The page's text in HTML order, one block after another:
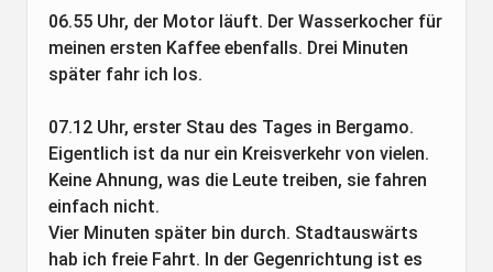
06.55 Uhr, der Motor läuft. Der Wasserkocher für
meinen ersten Kaffee ebenfalls. Drei Minuten
später fahr ich los.
07.12 Uhr, erster Stau des Tages in Bergamo.
Eigentlich ist da nur ein Kreisverkehr von vielen.
Keine Ahnung, was die Leute treiben, sie fahren
einfach nicht.
Vier Minuten später bin durch. Stadtauswärts
hab ich freie Fahrt. In der Gegenrichtung ist es